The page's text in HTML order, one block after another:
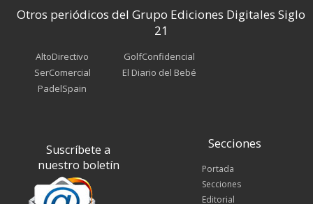
Otros periódicos del Grupo Ediciones Digitales Siglo
21
AltoDirectivo
SerComercial
PadelSpain
GolfConfidencial
El Diario del Bebé
Suscríbete a
nuestro boletín
Secciones
Portada
Secciones
Editorial